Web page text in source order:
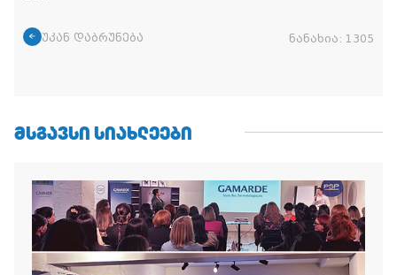
უკან დაბრუნება ნანახია: 1305
ᲛᲡᲒᲐᲕᲡᲘ ᲡᲘᲐᲮᲚᲔᲔᲑᲘ